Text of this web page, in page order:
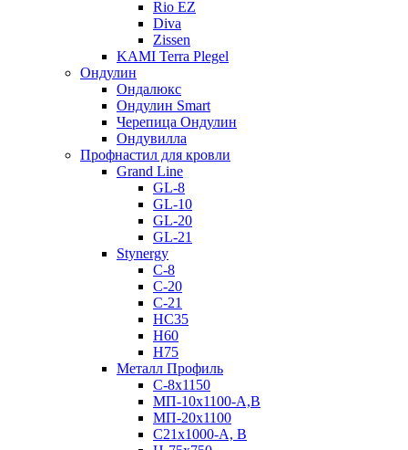
Rio EZ
Diva
Zissen
KAMI Terra Plegel
Ондулин
Ондалюкс
Ондулин Smart
Черепица Ондулин
Ондувилла
Профнастил для кровли
Grand Line
GL-8
GL-10
GL-20
GL-21
Stynergy
C-8
C-20
C-21
НС35
Н60
H75
Металл Профиль
С-8х1150
МП-10x1100-А,В
МП-20х1100
С21х1000-А, В